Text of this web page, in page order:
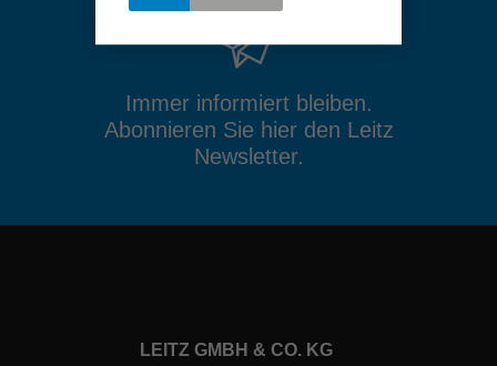
Immer informiert bleiben.
Abonnieren Sie hier den Leitz
Newsletter.
LEITZ GMBH & CO. KG